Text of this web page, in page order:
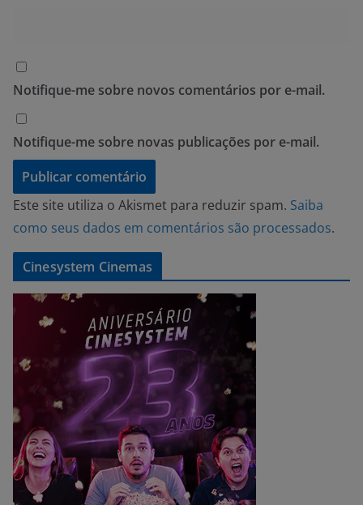
Notifique-me sobre novos comentários por e-mail.
Notifique-me sobre novas publicações por e-mail.
Este site utiliza o Akismet para reduzir spam. Saiba
como seus dados em comentários são processados.
Cinesystem Cinemas